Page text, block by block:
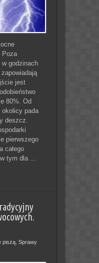
Poza
w godzinach
jest
80%. Od
okolicy pada
deszcz.
pierwszego
całego
tym dla ...
piszą, Sprawy